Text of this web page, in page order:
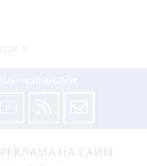
РЕКЛАМА НА САЙТІ